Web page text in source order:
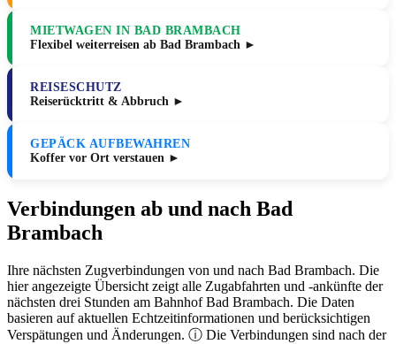
MIETWAGEN IN BAD BRAMBACH
Flexibel weiterreisen ab Bad Brambach ►
REISESCHUTZ
Reiserücktritt & Abbruch ►
GEPÄCK AUFBEWAHREN
Koffer vor Ort verstauen ►
Verbindungen ab und nach Bad
Brambach
Ihre nächsten Zugverbindungen von und nach Bad Brambach. Die
hier angezeigte Übersicht zeigt alle Zugabfahrten und -ankünfte der
nächsten drei Stunden am Bahnhof Bad Brambach. Die Daten
basieren auf aktuellen Echtzeitinformationen und berücksichtigen
Verspätungen und Änderungen. ⓘ Die Verbindungen sind nach der